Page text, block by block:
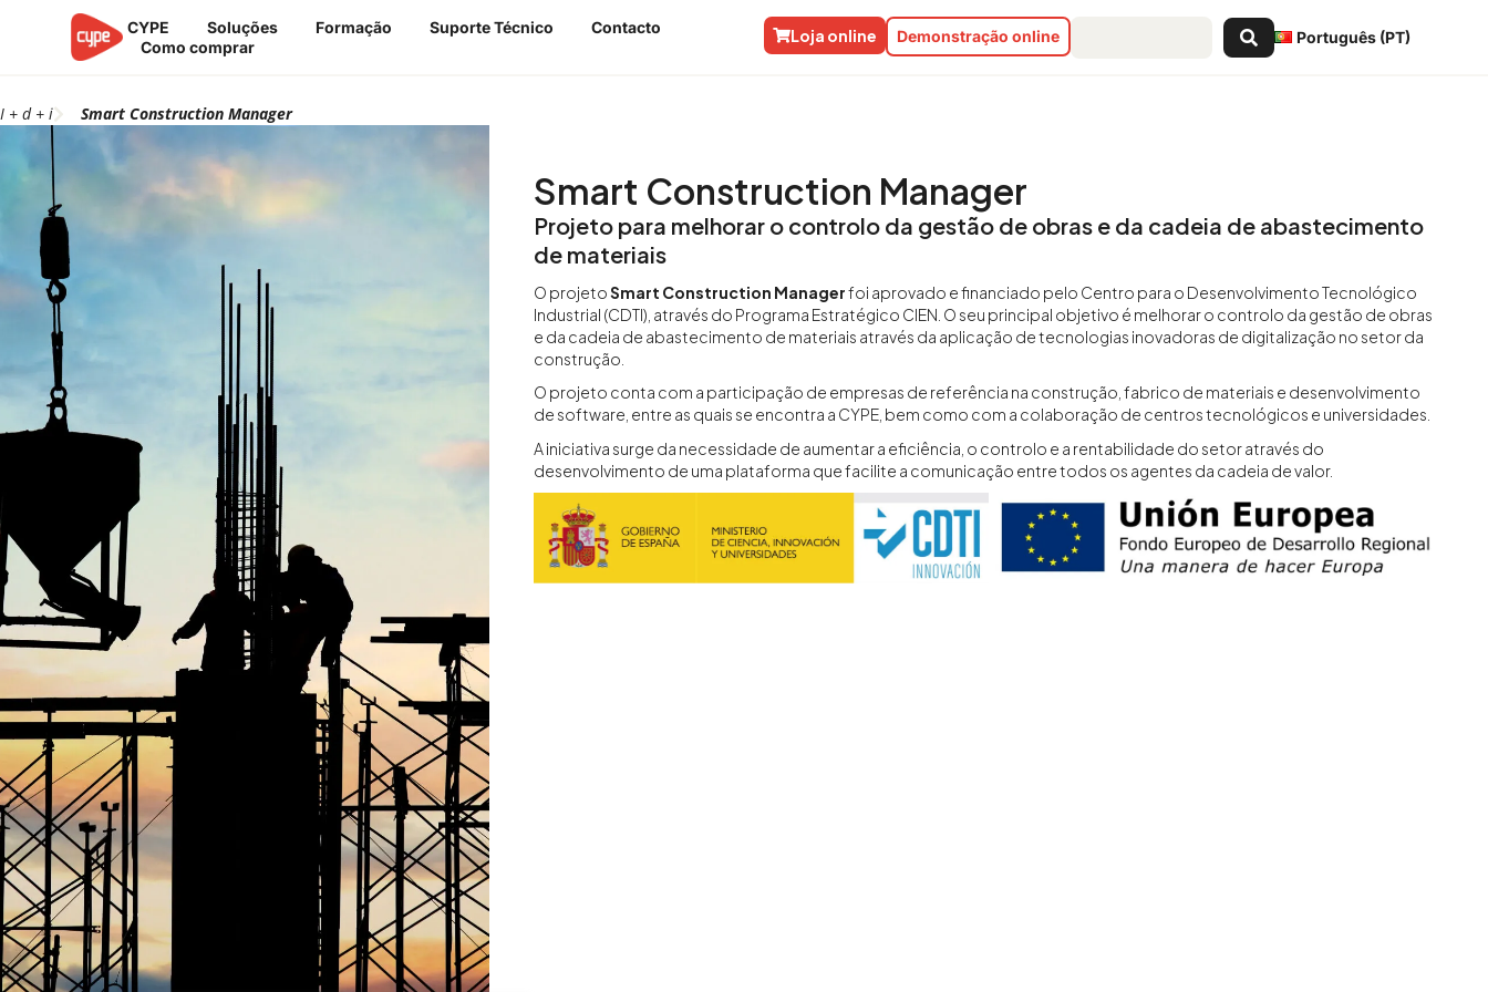
CYPE Soluções Formação Suporte Técnico
Contacto
Como comprar
Português (PT)
Search
...
Demonstração online
Loja online
I + d + i Smart Construction Manager
Smart Construction Manager
Projeto para melhorar o controlo da gestão de obras e da cadeia de abastecimento
de materiais
O projetoSmart Construction Managerfoi aprovado e financiado pelo Centro para o Desenvolvimento Tecnológico
Industrial (CDTI), através do Programa Estratégico CIEN. O seu principal objetivo é melhorar o controlo da gestão de obras
e da cadeia de abastecimento de materiais através da aplicação de tecnologias inovadoras de digitalização no setor da
construção.
O projeto conta com a participação de empresas de referência na construção, fabrico de materiais e desenvolvimento
de software, entre as quais se encontra a CYPE, bem como com a colaboração de centros tecnológicos e universidades.
A iniciativa surge da necessidade de aumentar a eficiência, o controlo e a rentabilidade do setor através do
desenvolvimento de uma plataforma que facilite a comunicação entre todos os agentes da cadeia de valor.